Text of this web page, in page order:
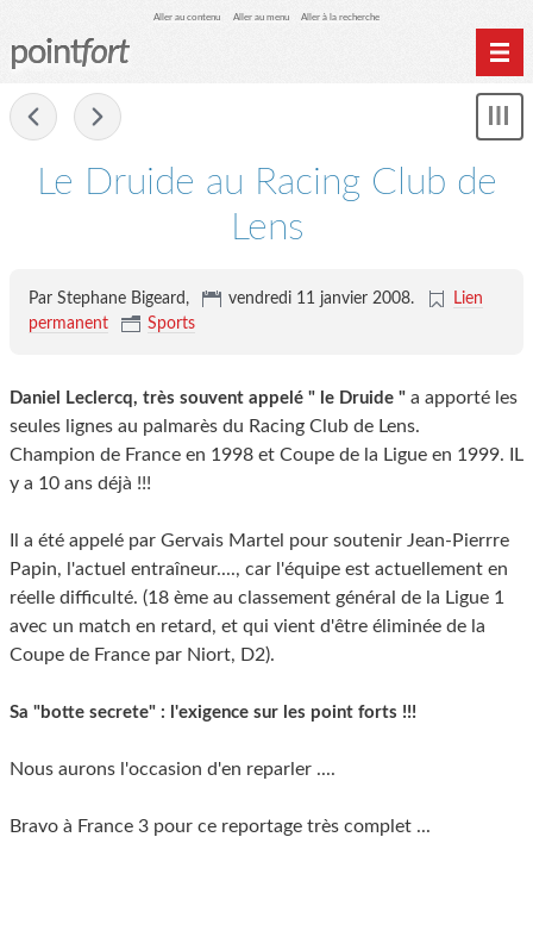
Aller au contenu Aller au menu Aller à la recherche
pointfort
Le Druide au Racing Club de
Lens
Par Stephane Bigeard, vendredi 11 janvier 2008.
Lien
permanent
Sports
Daniel Leclercq, très souvent appelé " le Druide " a apporté les
seules lignes au palmarès du Racing Club de Lens.
Champion de France en 1998 et Coupe de la Ligue en 1999. IL
y a 10 ans déjà !!!
Il a été appelé par Gervais Martel pour soutenir Jean-Pierrre
Papin, l'actuel entraîneur...., car l'équipe est actuellement en
réelle difficulté. (18 ème au classement général de la Ligue 1
avec un match en retard, et qui vient d'être éliminée de la
Coupe de France par Niort, D2).
Sa "botte secrete" : l'exigence sur les point forts !!!
Nous aurons l'occasion d'en reparler ....
Bravo à France 3 pour ce reportage très complet ...